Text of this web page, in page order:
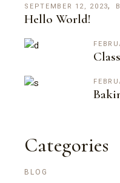
SEPTEMBER 12, 2023
Hello World!
Categories
BLOG